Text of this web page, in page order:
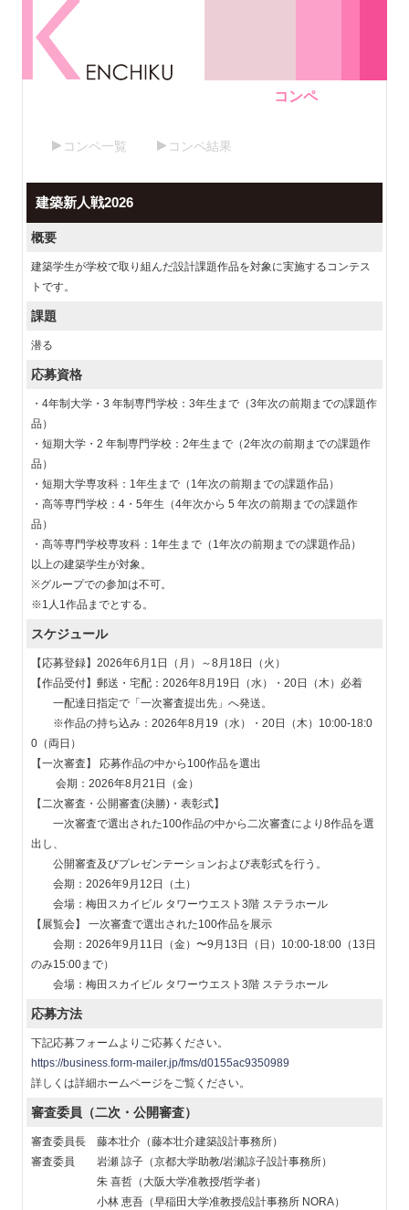
コンペ
コンペ一覧 コンペ結果
建築新人戦2026
概要
建築学生が学校で取り組んだ設計課題作品を対象に実施するコンテス
トです。
課題
潜る
応募資格
・4年制大学・3 年制専門学校：3年生まで（3年次の前期までの課題作
品）
・短期大学・2 年制専門学校：2年生まで（2年次の前期までの課題作
品）
・短期大学専攻科：1年生まで（1年次の前期までの課題作品）
・高等専門学校：4・5年生（4年次から 5 年次の前期までの課題作
品）
・高等専門学校専攻科：1年生まで（1年次の前期までの課題作品）
以上の建築学生が対象。
※グループでの参加は不可。
※1人1作品までとする。
スケジュール
【応募登録】2026年6月1日（月）～8月18日（火）
【作品受付】郵送・宅配：2026年8月19日（水）・20日（木）必着
一配達日指定で「一次審査提出先」へ発送。
※作品の持ち込み：2026年8月19（水）・20日（木）10:00-18:0
0（両日）
【一次審査】 応募作品の中から100作品を選出
会期：2026年8月21日（金）
【二次審査・公開審査(決勝)・表彰式】
一次審査で選出された100作品の中から二次審査により8作品を選
出し、
公開審査及びプレゼンテーションおよび表彰式を行う。
会期：2026年9月12日（土）
会場：梅田スカイビル タワーウエスト3階 ステラホール
【展覧会】 一次審査で選出された100作品を展示
会期：2026年9月11日（金）〜9月13日（日）10:00-18:00（13日
のみ15:00まで）
会場：梅田スカイビル タワーウエスト3階 ステラホール
応募方法
下記応募フォームよりご応募ください。
https://business.form-mailer.jp/fms/d0155ac9350989
詳しくは詳細ホームページをご覧ください。
審査委員 （二次・公開審査）
審査委員長 藤本壮介（藤本壮介建築設計事務所）
審査委員 岩瀬 諒子（京都大学助教/岩瀬諒子設計事務所）
朱 喜哲（大阪大学准教授/哲学者）
小林 恵吾（早稲田大学准教授/設計事務所 NORA）